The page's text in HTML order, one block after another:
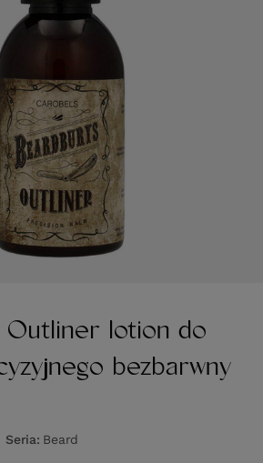
Outliner lotion do
bezbarwny
Seria Beard